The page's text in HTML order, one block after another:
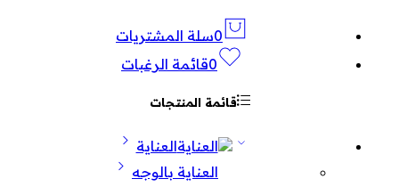
0سلة المشتريات
0قائمة الرغبات
قائمة المنتجات
العناية
العناية بالوجه